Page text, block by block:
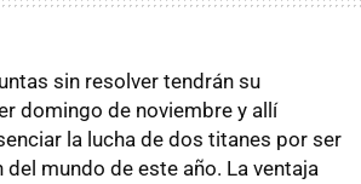
sin resolver tendrán su
domingo de noviembre y allí
la lucha de dos titanes por ser
del mundo de este año. La ventaja